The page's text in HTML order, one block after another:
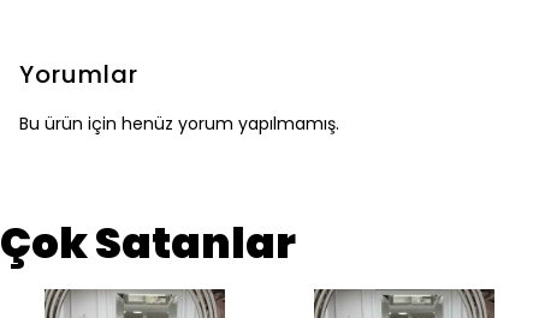
Yorumlar
Bu ürün için henüz yorum yapılmamış.
Çok Satanlar